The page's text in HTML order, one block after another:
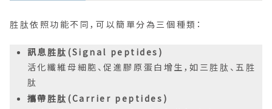
胜肽依照功能不同，可以簡單分為三個種類：
訊息胜肽(Signal peptides)
活化纖維母細胞、促進膠原蛋白增生，如三胜肽、五胜
肽
攜帶胜肽(Carrier peptides)